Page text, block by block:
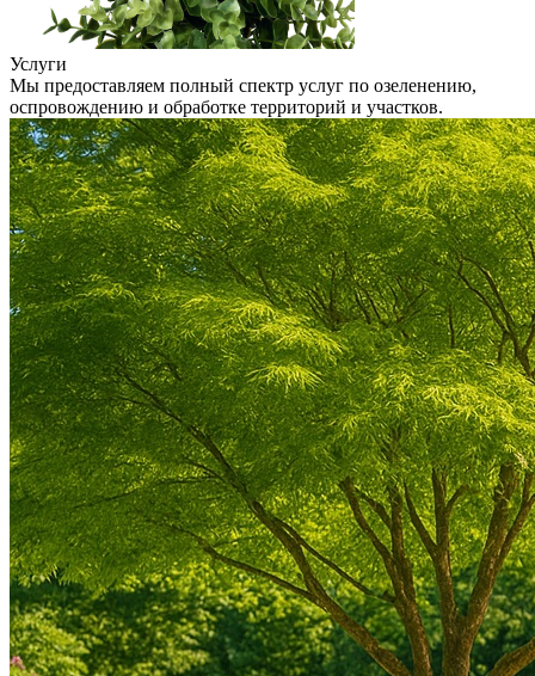
Услуги
Мы предоставляем полный спектр услуг по озеленению,
оспровождению и обработке территорий и участков.